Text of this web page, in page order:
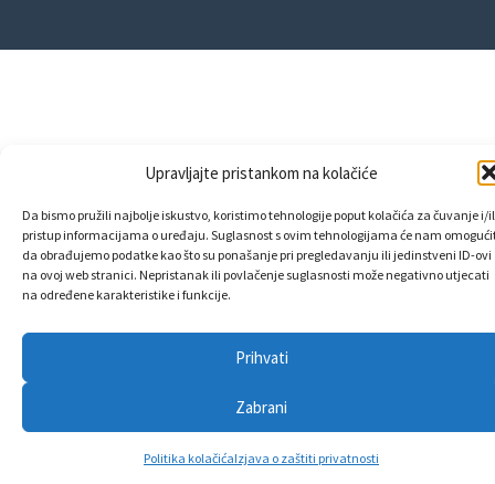
Upravljajte pristankom na kolačiće
Da bismo pružili najbolje iskustvo, koristimo tehnologije poput kolačića za čuvanje i/
pristup informacijama o uređaju. Suglasnost s ovim tehnologijama će nam
da obrađujemo podatke kao što su ponašanje pri pregledavanju ili jedinstveni ID-ovi
na ovoj web stranici. Nepristanak ili povlačenje suglasnosti može negativno utjecati
na određene karakteristike i funkcije.
Prihvati
Zabrani
Politika kolačićaIzjava o zaštiti privatnosti